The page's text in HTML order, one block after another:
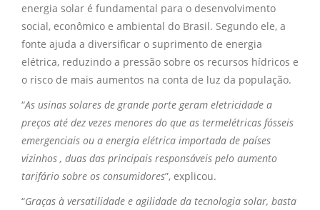
energia solar é fundamental para o desenvolvimento
social, econômico e ambiental do Brasil. Segundo ele, a
fonte ajuda a diversificar o suprimento de energia
elétrica, reduzindo a pressão sobre os recursos hídricos e
o risco de mais aumentos na conta de luz da população.
“As usinas solares de grande porte geram eletricidade a
preços até dez vezes menores do que as termelétricas fósseis
emergenciais ou a energia elétrica importada de países
vizinhos , duas das principais responsáveis pelo aumento
tarifário sobre os consumidores”, explicou.
“Graças à versatilidade e agilidade da tecnologia solar, basta